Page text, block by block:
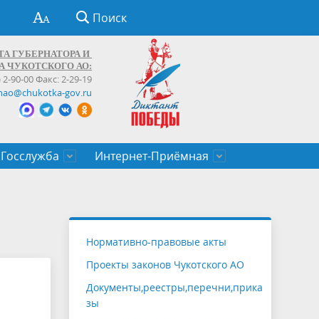
Поиск
ГУБЕРНАТОРА И
ЧУКОТСКОГО АО:
2-90-00 Факс: 2-29-19
gov.ru
Госслужба
служащих Чукотского автономного
Интернет-Приёмная
Нормативно-правовые акты
Проекты законов Чукотского АО
Документы,реестры,перечни,прика
зы